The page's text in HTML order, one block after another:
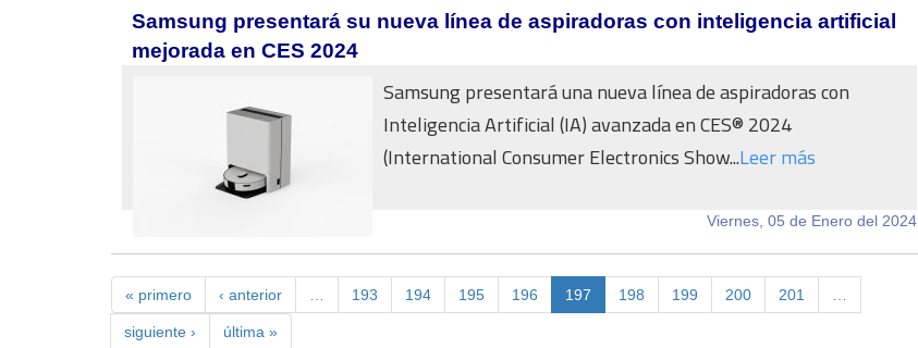
Samsung presentará su nueva línea de aspiradoras con inteligencia artificial
mejorada en CES 2024
Samsung presentará una nueva línea de aspiradoras con
Inteligencia Artificial (IA) avanzada en CES® 2024
(International Consumer Electronics Show...Leer más
Viernes, 05 de Enero del 2024
« primero ‹ anterior 193 194 195 196 197 198 199 200 201
siguiente › última »